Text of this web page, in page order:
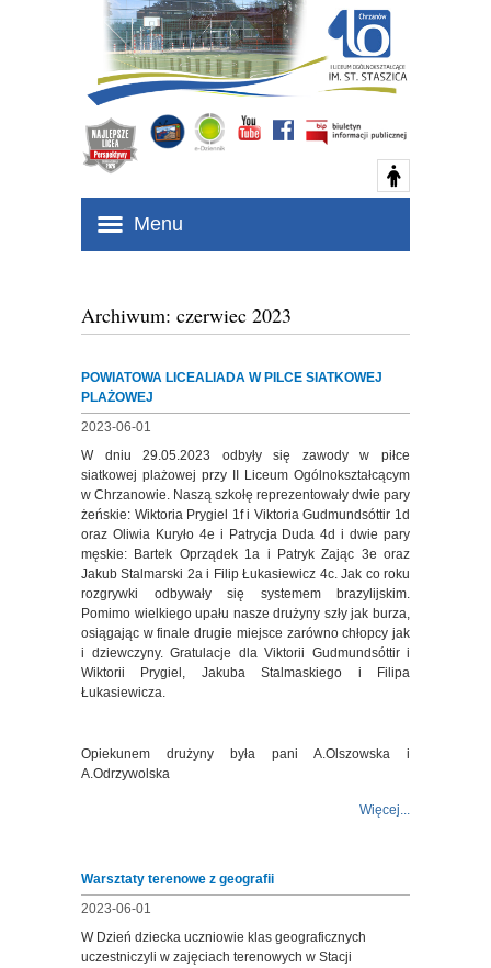
Menu
Archiwum: czerwiec 2023
POWIATOWA LICEALIADA W PILCE SIATKOWEJ
PLAŻOWEJ
2023-06-01
W dniu 29.05.2023 odbyły się zawody w piłce
siatkowej plażowej przy II Liceum Ogólnokształcącym
w Chrzanowie. Naszą szkołę reprezentowały dwie pary
żeńskie: Wiktoria Prygiel 1f i Viktoria Gudmundsóttir 1d
oraz Oliwia Kuryło 4e i Patrycja Duda 4d i dwie pary
męskie: Bartek Oprządek 1a i Patryk Zając 3e oraz
Jakub Stalmarski 2a i Filip Łukasiewicz 4c. Jak co roku
rozgrywki odbywały się systemem brazylijskim.
Pomimo wielkiego upału nasze drużyny szły jak burza,
osiągając w finale drugie miejsce zarówno chłopcy jak
i dziewczyny. Gratulacje dla Viktorii Gudmundsóttir i
Wiktorii Prygiel, Jakuba Stalmaskiego i Filipa
Łukasiewicza.
Opiekunem drużyny była pani A.Olszowska i
A.Odrzywolska
Więcej...
Warsztaty terenowe z geografii
2023-06-01
W Dzień dziecka uczniowie klas geograficznych
uczestniczyli w zajęciach terenowych w Stacji